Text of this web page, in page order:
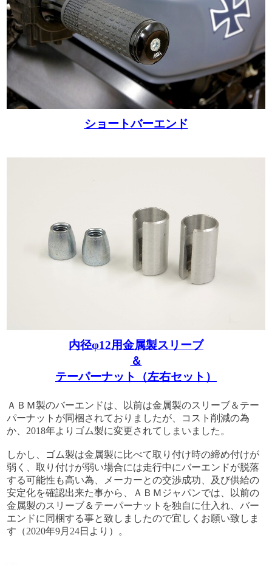
ショートバーエンド
内径φ12用金属製スリーブ
＆
テーパーナット（左右セット）
ＡＢＭ製のバーエンドは、以前は金属製のスリーブ＆テー
パーナットが同梱されておりましたが、コスト削減の為
か、2018年よりゴム製に変更されてしまいました。
しかし、ゴム製は金属製に比べて取り付け時の締め付けが
弱く、取り付けが弱い場合には走行中にバーエンドが脱落
する可能性も高い為、メーカーとの交渉成功、及び供給の
安定化を確認出来た事から、ＡＢＭジャパンでは、以前の
金属製のスリーブ＆テーパーナットを独自に仕入れ、バー
エンドに同梱する事と致しましたので宜しくお願い致しま
す（2020年9月24日より）。